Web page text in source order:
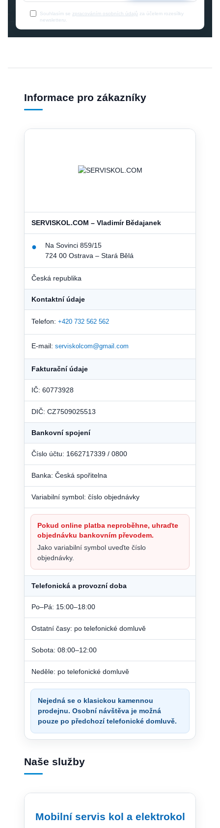
Souhlasím se zpracováním osobních údajů za účelem rozesílky
newsletteru.
Informace pro zákazníky
SERVISKOL.COM – Vladimír Bědajanek
●
Na Sovinci 859/15
724 00 Ostrava – Stará Bělá
Česká republika
Kontaktní údaje
Telefon: +420 732 562 562
E-mail: serviskolcom@gmail.com
Fakturační údaje
IČ: 60773928
DIČ: CZ7509025513
Bankovní spojení
Číslo účtu: 1662717339 / 0800
Banka: Česká spořitelna
Variabilní symbol: číslo objednávky
Pokud online platba neproběhne, uhraďte
objednávku bankovním převodem.
Jako variabilní symbol uveďte číslo
objednávky.
Telefonická a provozní doba
Po–Pá: 15:00–18:00
Ostatní časy: po telefonické domluvě
Sobota: 08:00–12:00
Neděle: po telefonické domluvě
Nejedná se o klasickou kamennou
prodejnu. Osobní návštěva je možná
pouze po předchozí telefonické domluvě.
Naše služby
Mobilní servis kol a elektrokol